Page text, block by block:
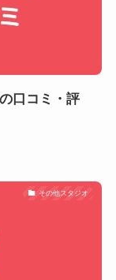
口コミ・評
その他スタジオ